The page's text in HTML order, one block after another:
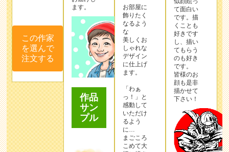
この作家
を選んで
注文する
ます。
作品
サン
プル
お部屋に
飾りたく
なるよう
な
美しくお
しゃれな
デザイン
に仕上げ
ます。
「わぁ
っ！」と
感動して
いただけ
るよう
に…
まごころ
こめて大
て面白い
です。描
くことも
好きです
し、描い
てもらう
のも好き
です。
皆様のお
顔も是非
描かせて
下さい！